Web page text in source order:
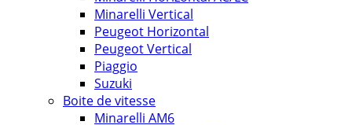
Minarelli Vertical
Peugeot Horizontal
Peugeot Vertical
Piaggio
Suzuki
Boite de vitesse
Minarelli AM6